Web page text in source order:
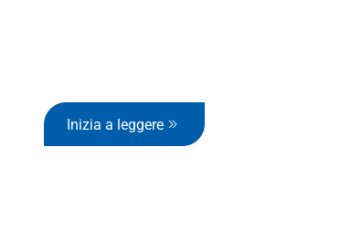
Inizia a leggere